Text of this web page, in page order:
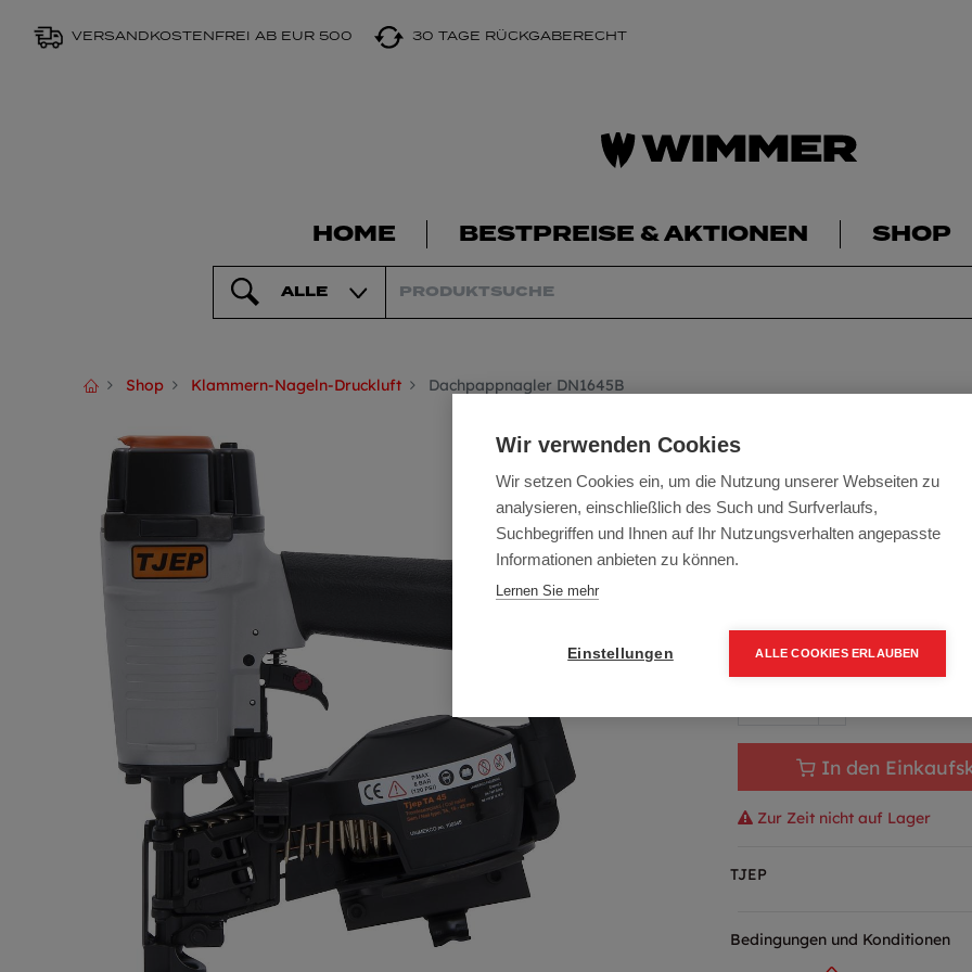
VERSANDKOSTENFREI AB EUR 500 30 TAGE RÜCKGABERECHT
HOME BESTPREISE & AKTIONEN SHOP
ALLE
Shop Klammern-Nageln-Druckluft Dachpappnagler DN1645B
Dachpappnagler
Artikelnummer:DN1645B
16-45 mm
413,40 € / Stk.
In den
Zur Zeit nicht auf Lager
TJEP
Bedingungen und Konditionen
Wir verwenden Cookies
Wir setzen Cookies ein, um die Nutzung unserer Webseiten zu
analysieren, einschließlich des Such und Surfverlaufs,
Suchbegriffen und Ihnen auf Ihr Nutzungsverhalten angepasste
Informationen anbieten zu können.
Lernen Sie mehr
Einstellungen ALLE COOKIES ERLAUBEN